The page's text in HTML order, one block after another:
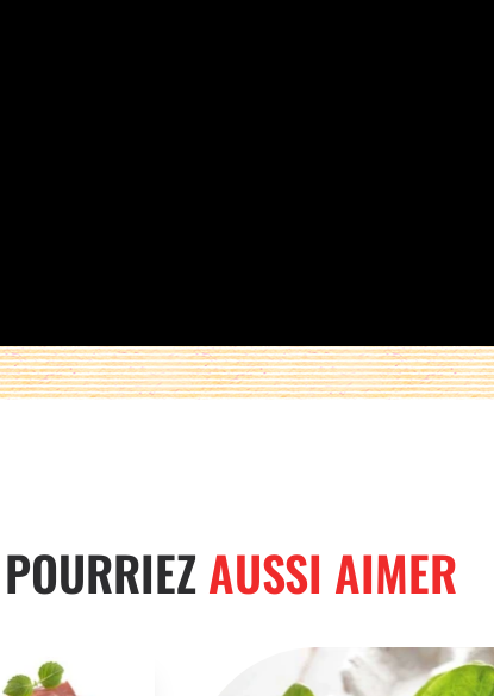
AUSSI AIMER